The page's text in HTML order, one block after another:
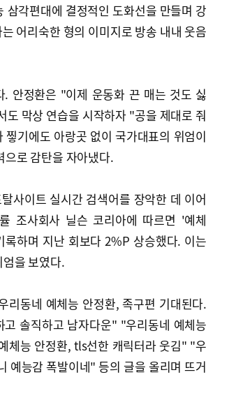
각편대에 결정적인 도화선을 만들며 강
어리숙한 형의 이미지로 방송 내내 웃음
안정환은 "이제 운동화 끈 매는 것도 싫
막상 연습을 시작하자 "공을 제대로 줘
기에도 아랑곳 없이 국가대표의 위엄이
으로 감탄을 자아냈다.
사이트 실시간 검색어를 장악한 데 이어
조사회사 닐슨 코리아에 따르면 '예체
하며 지난 회보다 2%P 상승했다. 이는
을 보였다.
리동네 예체능 안정환, 족구편 기대된다.
솔직하고 남자다운" "우리동네 예체능
체능 안정환, tls선한 캐릭터라 웃김" "우
예능감 폭발이네" 등의 글을 올리며 뜨거